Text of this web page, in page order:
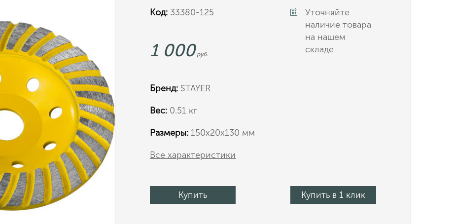
Код: 33380-125
1 000 руб.
Бренд: STAYER
Вес: 0.51 кг
Размеры: 150х20х130 мм
Все характеристики
Уточняйте
наличие товара
на нашем
складе
Купить Купить в 1 клик